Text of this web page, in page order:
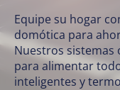
Equipe su hogar
domótica para
Nuestros sistemas
para alimentar
inteligentes y